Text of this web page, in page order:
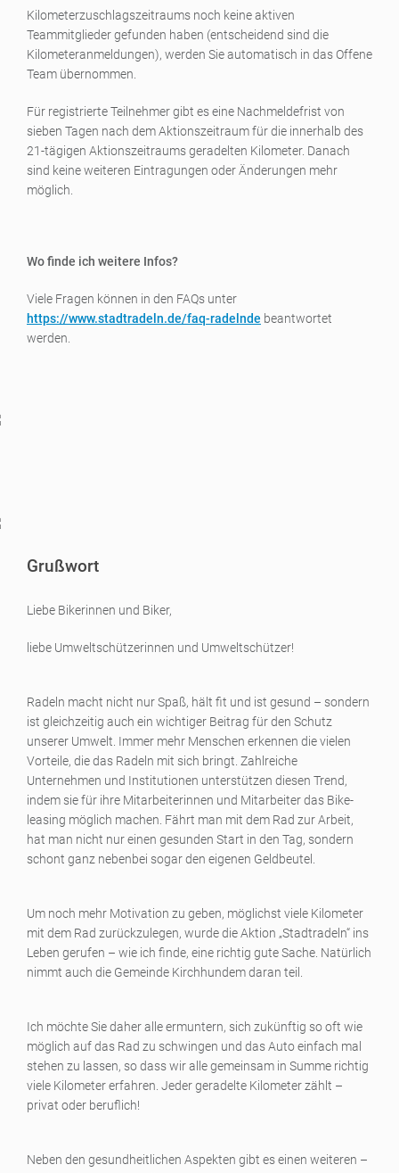
Kilometerzuschlagszeitraums noch keine aktiven
Teammitglieder gefunden haben (entscheidend sind die
Kilometeranmeldungen), werden Sie automatisch in das Offene
Team übernommen.
Für registrierte Teilnehmer gibt es eine Nachmeldefrist von
sieben Tagen nach dem Aktionszeitraum für die innerhalb des
21-tägigen Aktionszeitraums geradelten Kilometer. Danach
sind keine weiteren Eintragungen oder Änderungen mehr
möglich.
Wo finde ich weitere Infos?
Viele Fragen können in den FAQs unter
https://www.stadtradeln.de/faq-radelnde beantwortet
werden.
Grußwort
Liebe Bikerinnen und Biker,
liebe Umweltschützerinnen und Umweltschützer!
Radeln macht nicht nur Spaß, hält fit und ist gesund – sondern
ist gleichzeitig auch ein wichtiger Beitrag für den Schutz
unserer Umwelt. Immer mehr Menschen erkennen die vielen
Vorteile, die das Radeln mit sich bringt. Zahlreiche
Unternehmen und Institutionen unterstützen diesen Trend,
indem sie für ihre Mitarbeiterinnen und Mitarbeiter das Bike-
leasing möglich machen. Fährt man mit dem Rad zur Arbeit,
hat man nicht nur einen gesunden Start in den Tag, sondern
schont ganz nebenbei sogar den eigenen Geldbeutel.
Um noch mehr Motivation zu geben, möglichst viele Kilometer
mit dem Rad zurückzulegen, wurde die Aktion „Stadtradeln“ ins
Leben gerufen – wie ich finde, eine richtig gute Sache. Natürlich
nimmt auch die Gemeinde Kirchhundem daran teil.
Ich möchte Sie daher alle ermuntern, sich zukünftig so oft wie
möglich auf das Rad zu schwingen und das Auto einfach mal
stehen zu lassen, so dass wir alle gemeinsam in Summe richtig
viele Kilometer erfahren. Jeder geradelte Kilometer zählt –
privat oder beruflich!
Neben den gesundheitlichen Aspekten gibt es einen weiteren –